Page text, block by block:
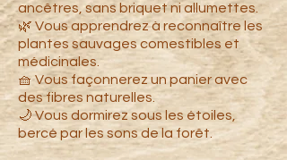
ancêtres, sans briquet ni allumettes.
🌿 Vous apprendrez à reconnaître les
plantes sauvages comestibles et
médicinales.
🧺 Vous façonnerez un panier avec
des fibres naturelles.
🌙 Vous dormirez sous les étoiles,
bercé par les sons de la forêt.